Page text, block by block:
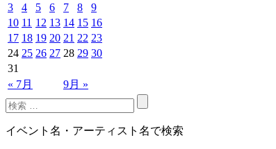
« 7月 9月 »
3
4 5 6 7 8
9
10 11 12 13 14 15 16
17 18 19 20 21 22 23
24 25 26 27 28 29 30
31
イベント名・アーティスト名で検索